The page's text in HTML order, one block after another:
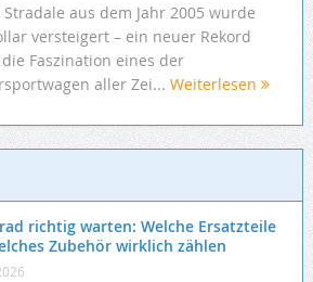
aus dem Jahr 2005 wurde
versteigert – ein neuer Rekord
Faszination eines der
aller Zei... Weiterlesen
richtig warten: Welche Ersatzteile
Zubehör wirklich zählen